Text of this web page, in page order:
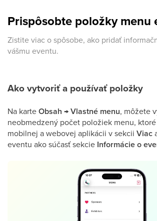
Prispôsobte položky menu
Zistite viac o spôsobe, ako pridať
vášmu eventu.
Ako vytvoriť a používať položky
Na karteObsah → Vlastné menu, môžete
neobmedzený počet položiek menu,
mobilnej a webovej aplikácii v sekcii Viac
eventu ako súčasť sekcie Informácie o